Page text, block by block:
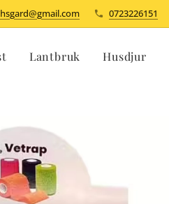
0723226151
Lantbruk Husdjur